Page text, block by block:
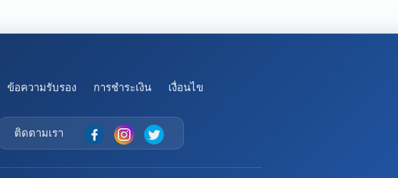
ข้อความรับรอง การชำระเงิน เงื่อนไข
ติดตามเรา